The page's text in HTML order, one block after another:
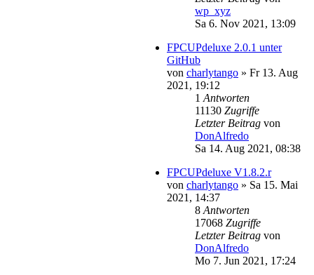
wp_xyz
Sa 6. Nov 2021, 13:09
FPCUPdeluxe 2.0.1 unter
GitHub
von charlytango » Fr 13. Aug
2021, 19:12
1 Antworten
11130 Zugriffe
Letzter Beitrag von
DonAlfredo
Sa 14. Aug 2021, 08:38
FPCUPdeluxe V1.8.2.r
von charlytango » Sa 15. Mai
2021, 14:37
8 Antworten
17068 Zugriffe
Letzter Beitrag von
DonAlfredo
Mo 7. Jun 2021, 17:24